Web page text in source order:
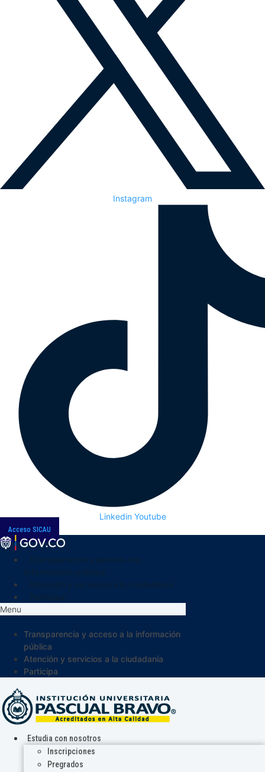
Instagram
Linkedin Youtube
Acceso SICAU
Menu
Transparencia y acceso a la información
pública
Atención y servicios a la ciudadanía
Participa
Estudia con nosotros
Inscripciones
Pregrados